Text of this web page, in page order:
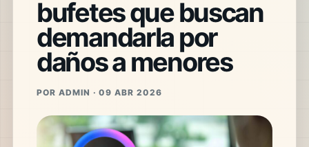
bufetes que buscan
demandarla por
daños a menores
POR ADMIN · 09 ABR 2026